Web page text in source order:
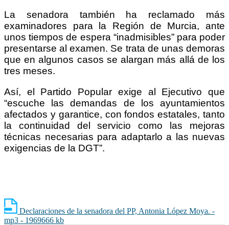
La senadora también ha reclamado más
examinadores para la Región de Murcia, ante
unos tiempos de espera “inadmisibles” para poder
presentarse al examen. Se trata de unas demoras
que en algunos casos se alargan más allá de los
tres meses.
Así, el Partido Popular exige al Ejecutivo que
“escuche las demandas de los ayuntamientos
afectados y garantice, con fondos estatales, tanto
la continuidad del servicio como las mejoras
técnicas necesarias para adaptarlo a las nuevas
exigencias de la DGT”.
Declaraciones de la senadora del PP, Antonia López Moya. -
mp3 - 1969666 kb